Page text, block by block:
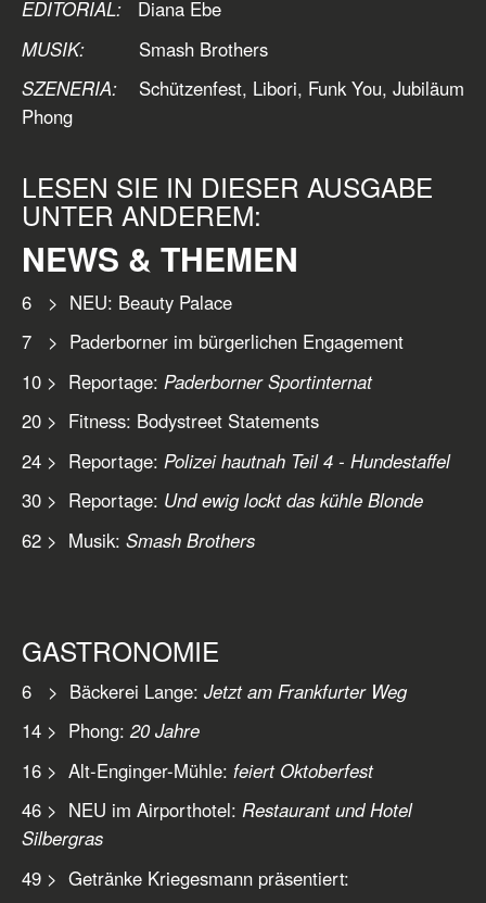
EDITORIAL: Diana Ebe
MUSIK: Smash Brothers
SZENERIA: Schützenfest, Libori, Funk You, Jubiläum
Phong
LESEN SIE IN DIESER AUSGABE
UNTER ANDEREM:
NEWS & THEMEN
6 > NEU: Beauty Palace
7 > Paderborner im bürgerlichen Engagement
10 > Reportage: Paderborner Sportinternat
20 > Fitness: Bodystreet Statements
24 > Reportage: Polizei hautnah Teil 4 - Hundestaffel
30 > Reportage: Und ewig lockt das kühle Blonde
62 > Musik: Smash Brothers
GASTRONOMIE
6 > Bäckerei Lange: Jetzt am Frankfurter Weg
14 > Phong:20 Jahre
16 > Alt-Enginger-Mühle: feiert Oktoberfest
46 > NEU im Airporthotel: Restaurant und Hotel
Silbergras
49 > Getränke Kriegesmann präsentiert: